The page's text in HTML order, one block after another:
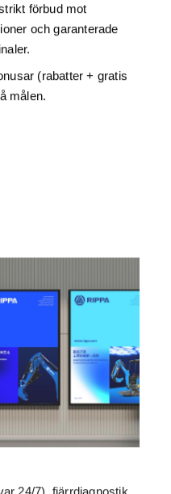
målen.
24/7), fjärrdiagnostik
(tillval).
av tekniker.